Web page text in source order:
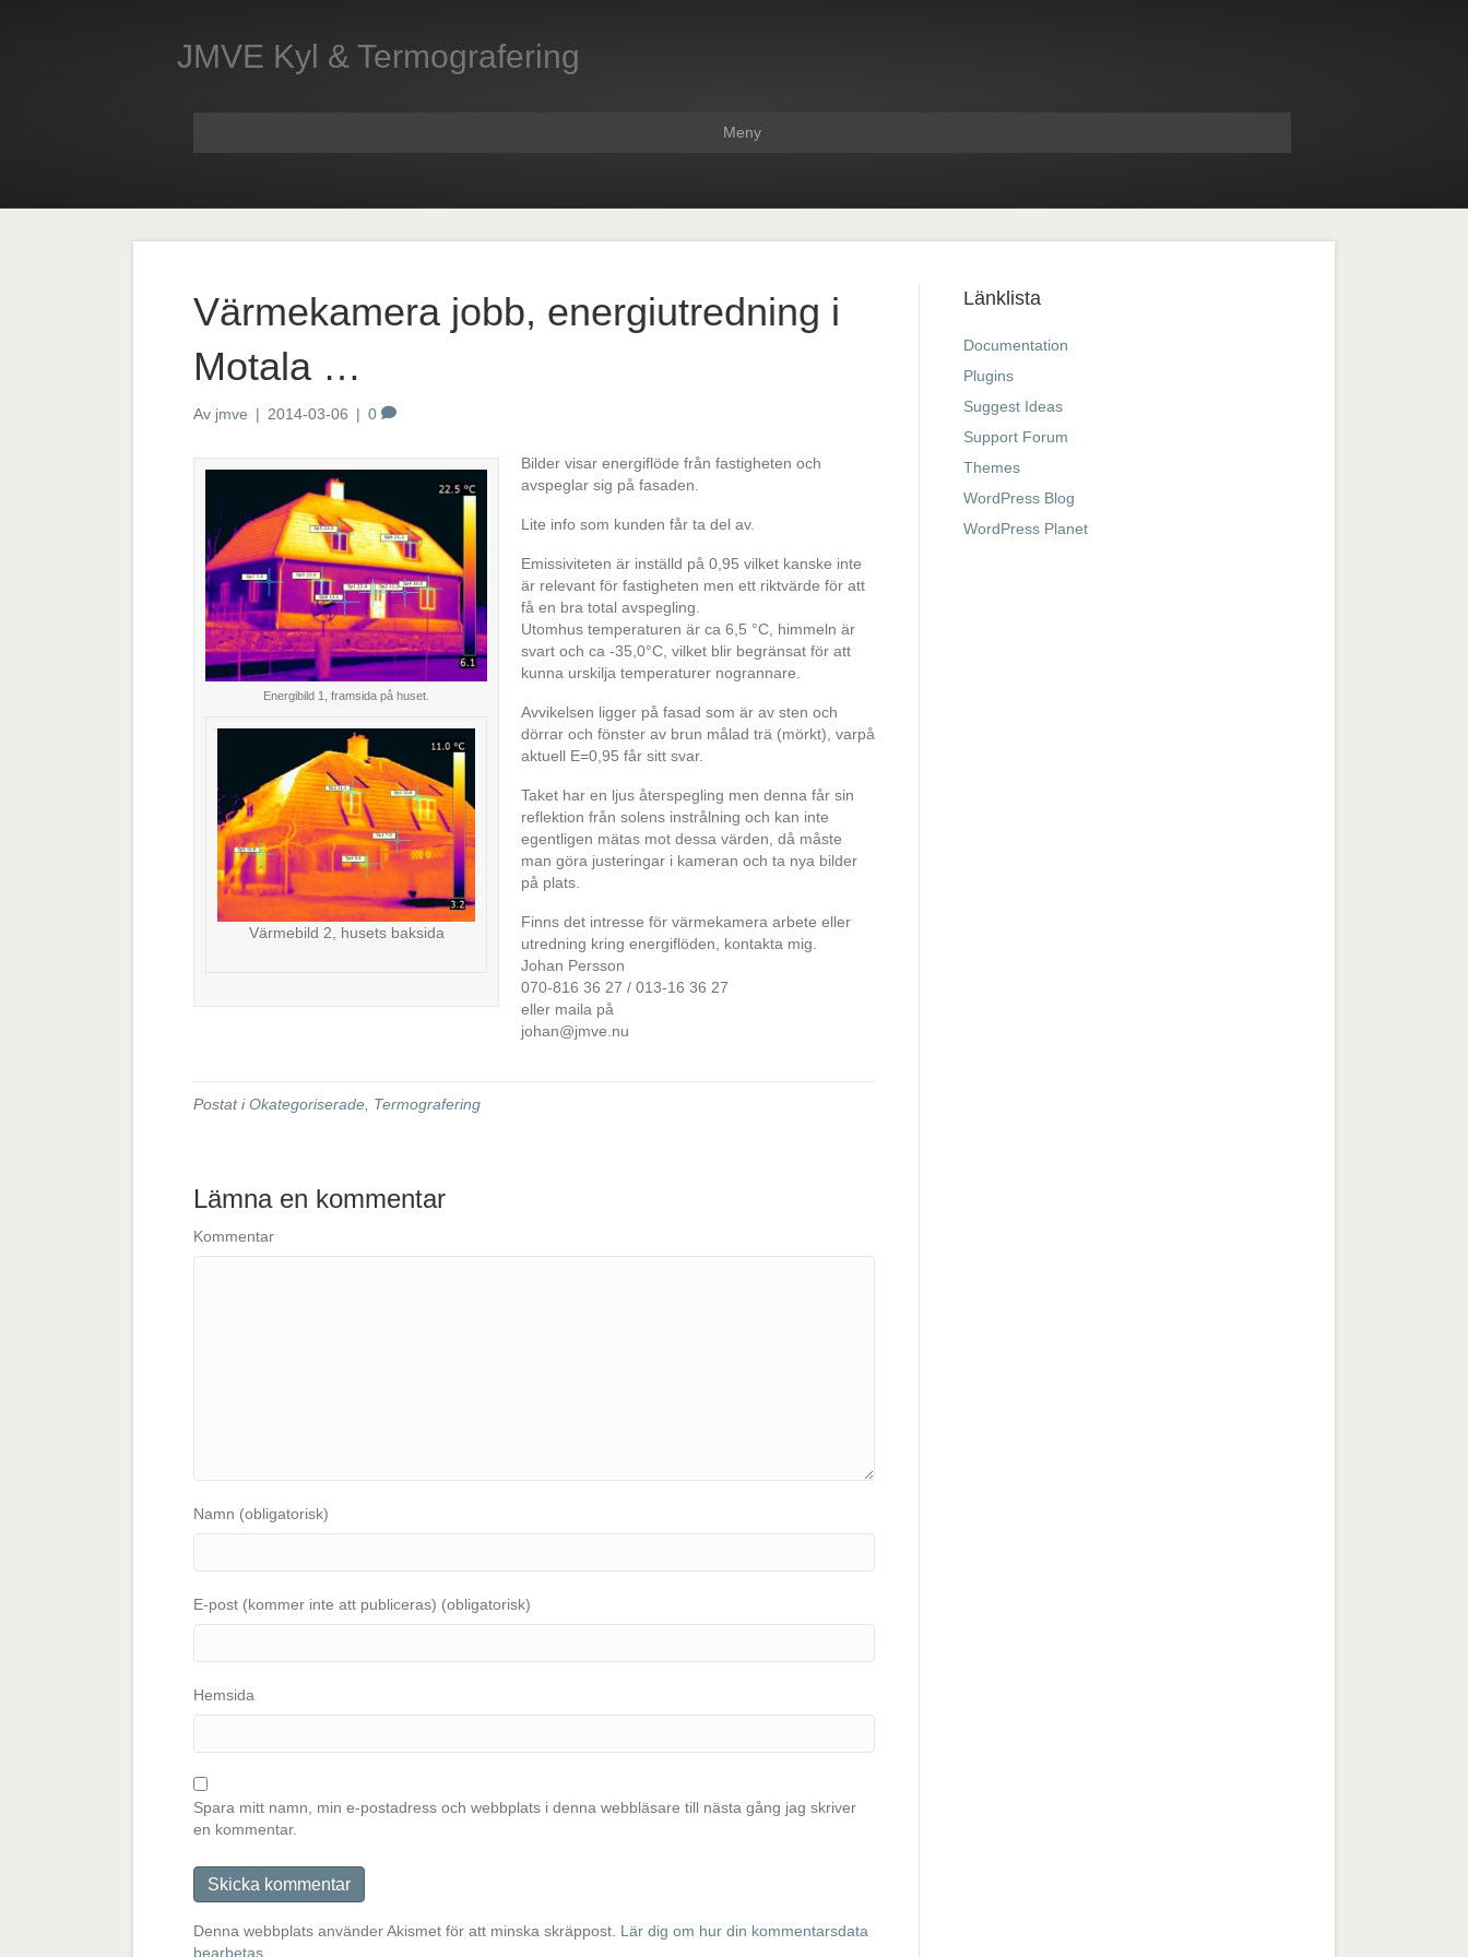
JMVE Kyl & Termografering
Meny
Värmekamera jobb, energiutredning i
Motala …
Av jmve | 2014-03-06 | 0
Energibild 1, framsida på huset.
Värmebild 2, husets baksida
Bilder visar energiflöde från fastigheten och
avspeglar sig på fasaden.
Lite info som kunden får ta del av.
Emissiviteten är inställd på 0,95 vilket kanske inte
är relevant för fastigheten men ett riktvärde för att
få en bra total avspegling.
Utomhus temperaturen är ca 6,5 °C, himmeln är
svart och ca -35,0°C, vilket blir begränsat för att
kunna urskilja temperaturer nogrannare.
Avvikelsen ligger på fasad som är av sten och
dörrar och fönster av brun målad trä (mörkt), varpå
aktuell E=0,95 får sitt svar.
Taket har en ljus återspegling men denna får sin
reflektion från solens instrålning och kan inte
egentligen mätas mot dessa värden, då måste
man göra justeringar i kameran och ta nya bilder
på plats.
Finns det intresse för värmekamera arbete eller
utredning kring energiflöden, kontakta mig.
Johan Persson
070-816 36 27 / 013-16 36 27
eller maila på
johan@jmve.nu
Postat iOkategoriserade Termografering
Lämna en kommentar
Kommentar
Namn (obligatorisk)
E-post (kommer inte att publiceras) (obligatorisk)
Hemsida
Spara mitt namn, min e-postadress och webbplats i denna webbläsare till nästa gång jag skriver
en kommentar.
Denna webbplats använder Akismet för att minska skräppost. Lär dig om hur din kommentarsdata
bearbetas
Länklista
Documentation
Plugins
Suggest Ideas
Support Forum
Themes
WordPress Blog
WordPress Planet